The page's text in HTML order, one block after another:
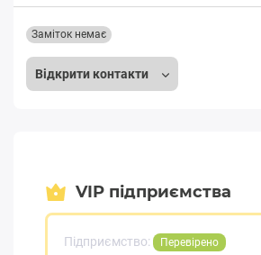
Відкрити контакти
Заміток немає
VIP підприємства
Підприємство: Перевірено